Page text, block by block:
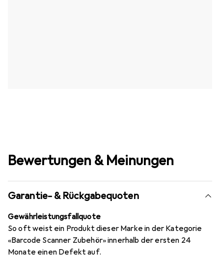
Bewertungen & Meinungen
Garantie- & Rückgabequoten
Gewährleistungsfallquote
So oft weist ein Produkt dieser Marke in der Kategorie
«Barcode Scanner Zubehör» innerhalb der ersten 24
Monate einen Defekt auf.